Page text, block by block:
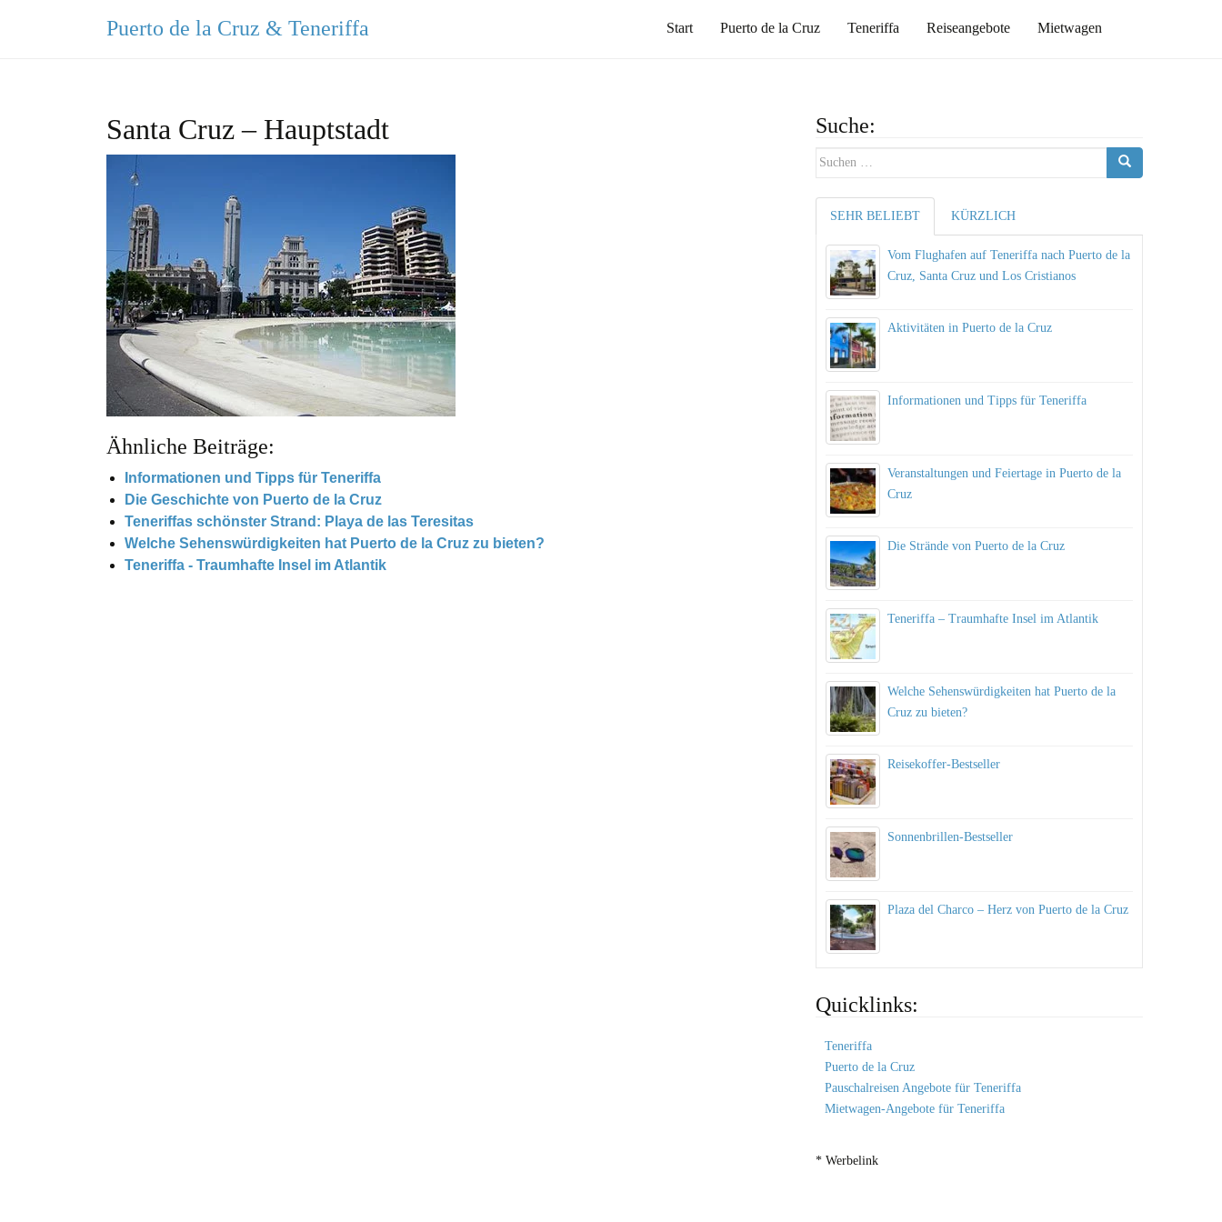
Puerto de la Cruz & Teneriffa Start Puerto de la Cruz Teneriffa Reiseangebote Mietwagen
Santa Cruz – Hauptstadt
Ähnliche Beiträge:
Informationen und Tipps für Teneriffa
Die Geschichte von Puerto de la Cruz
Teneriffas schönster Strand: Playa de las Teresitas
Welche Sehenswürdigkeiten hat Puerto de la Cruz zu bieten?
Teneriffa - Traumhafte Insel im Atlantik
Suche:
Suche nach:
SEHR BELIEBT KÜRZLICH
Vom Flughafen auf Teneriffa nach Puerto de la
Cruz, Santa Cruz und Los Cristianos
Aktivitäten in Puerto de la Cruz
Informationen und Tipps für Teneriffa
Veranstaltungen und Feiertage in Puerto de la
Cruz
Die Strände von Puerto de la Cruz
Teneriffa – Traumhafte Insel im Atlantik
Welche Sehenswürdigkeiten hat Puerto de la
Cruz zu bieten?
Reisekoffer-Bestseller
Sonnenbrillen-Bestseller
Plaza del Charco – Herz von Puerto de la Cruz
Quicklinks:
Teneriffa
Puerto de la Cruz
Pauschalreisen Angebote für Teneriffa
Mietwagen-Angebote für Teneriffa
* Werbelink